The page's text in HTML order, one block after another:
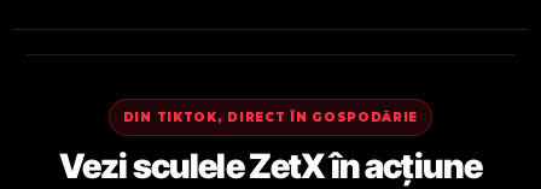
DIN TIKTOK, DIRECT ÎN GOSPODĂRIE
Vezi sculele ZetX în acțiune